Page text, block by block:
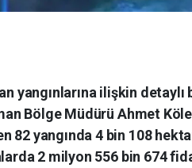
yangınlarına ilişkin
Bölge Müdürü Ahmet
82 yangında 4 bin 108
2 milyon 556 bin 674